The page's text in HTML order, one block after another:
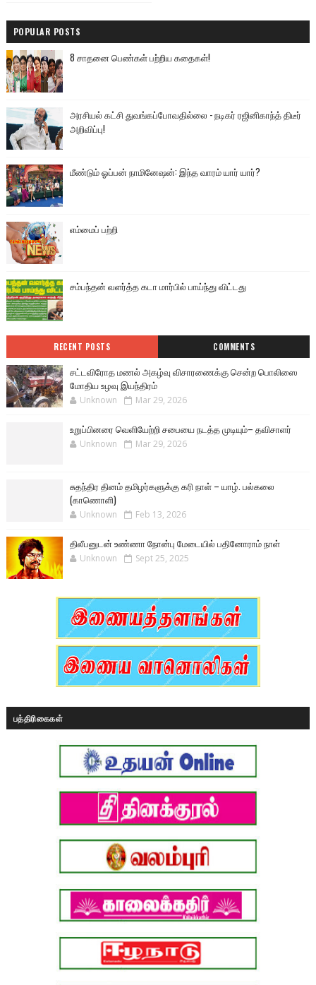
POPULAR POSTS
8 சாதனை பெண்கள் பற்றிய கதைகள்!
அரசியல் கட்சி துவங்கப்போவதில்லை - நடிகர் ரஜினிகாந்த் திடீர்
அறிவிப்பு!
மீண்டும் ஓப்பன் நாமினேஷன்: இந்த வாரம் யார் யார்?
எம்மைப் பற்றி
சம்பந்தன் வளர்த்த கடா மார்பில் பாய்ந்து விட்டது
RECENT POSTS COMMENTS
சட்டவிரோத மணல் அகழ்வு விசாரணைக்கு சென்ற பொலிஸை
மோதிய உழவு இயந்திரம்
Unknown Mar 29, 2026
உறுப்பினரை வெளியேற்றி சபையை நடத்த முடியும்– தவிசாளர்
Unknown Mar 29, 2026
சுதந்திர தினம் தமிழர்களுக்கு கரி நாள் – யாழ். பல்கலை
(காணொளி)
Unknown Feb 13, 2026
திலீபனுடன் உண்ணா நோன்பு மேடையில் பதினோராம் நாள்
Unknown Sept 25, 2025
பத்திரிகைகள்